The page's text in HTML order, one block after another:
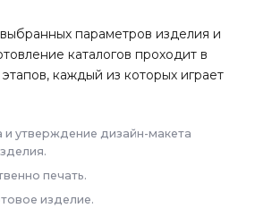
параметров изделия и
каталогов проходит в
каждый из которых играет
и утверждение дизайн-макета
печать.
изделие.